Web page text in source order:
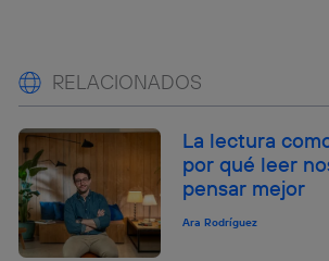
RELACIONADOS
La lectura
por qué leer
pensar mejor
Ara Rodríguez